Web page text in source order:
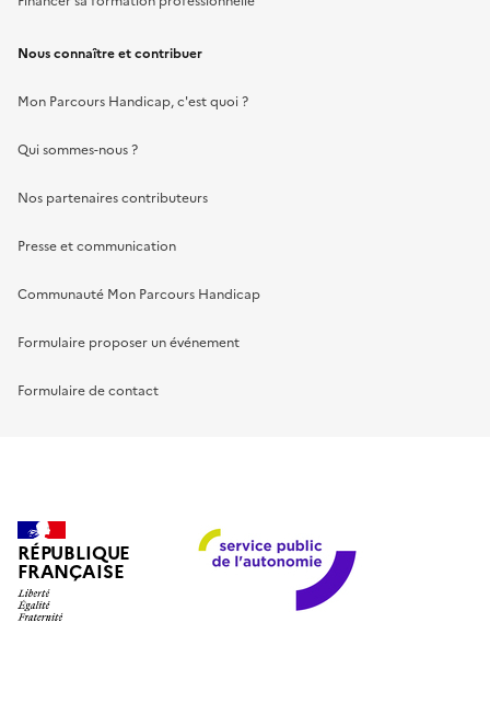
Nous connaître et contribuer
Mon Parcours Handicap, c'est quoi ?
Qui sommes-nous ?
Nos partenaires contributeurs
Presse et communication
Communauté Mon Parcours Handicap
Formulaire proposer un événement
Formulaire de contact
RÉPUBLIQUE
FRANÇAISE